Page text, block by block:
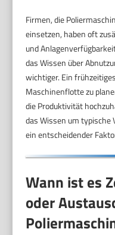
Firmen, die
einsetzen, haben oft
und
das Wissen über
wichtiger. Ein
Maschinenflotte zu
die Produktivität
das Wissen um
ein entscheidender
Wann ist es
oder